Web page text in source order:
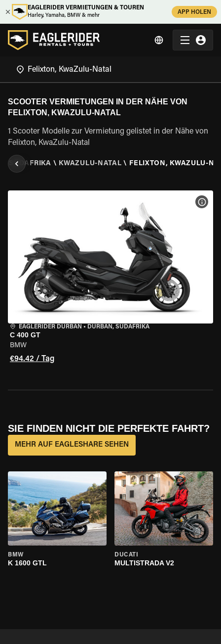
EAGLERIDER VERMIETUNGEN & TOUREN
Harley, Yamaha, BMW & mehr
APP HOLEN
SCOOTER VERMIETUNGEN IN DER NÄHE VON
FELIXTON, KWAZULU-NATAL
1 Scooter Modelle zur Vermietung gelistet in der Nähe von
Felixton, KwaZulu-Natal
SÜDAFRIKA \ KWAZULU-NATAL \ FELIXTON, KWAZULU-
EAGLERIDER DURBAN • DURBAN, SÜDAFRIKA
C 400 GT
BMW
€94.42 / Tag
SIE FINDEN NICHT DIE PERFEKTE FAHRT?
MEHR AUF EAGLESHARE SEHEN
BMW
K 1600 GTL
DUCATI
MULTISTRADA V2